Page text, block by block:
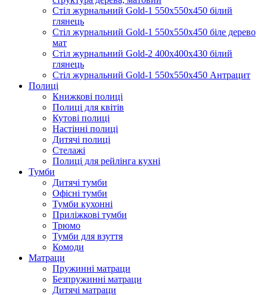
Стіл журнальний Gold-1 550х550х450 білий
глянець
Стіл журнальний Gold-1 550х550х450 біле дерево
мат
Стіл журнальний Gold-2 400х400х430 білий
глянець
Стіл журнальний Gold-1 550х550х450 Антрацит
Полиці
Книжкові полиці
Полиці для квітів
Кутові полиці
Настінні полиці
Дитячі полиці
Стелажі
Полиці для рейлінга кухні
Тумби
Дитячі тумби
Офісні тумби
Тумби кухонні
Приліжкові тумби
Трюмо
Тумби для взуття
Комоди
Матраци
Пружинні матраци
Безпружинні матраци
Дитячі матраци